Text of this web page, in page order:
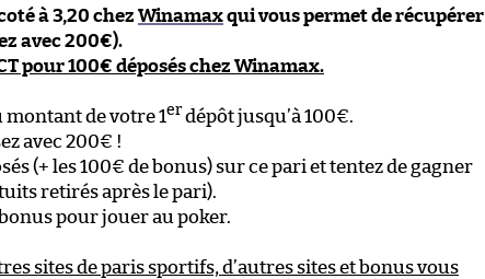
à 3,20 chez Winamaxqui vous permet de récupérer
avec 200€).
pour 100€ déposés chez Winamax.
montant de votre 1er dépôt jusqu’à 100€.
avec 200€ !
(+ les 100€ de bonus) sur ce pari et tentez de gagner
retirés après le pari).
pour jouer au poker.
sites de paris sportifs, d’autres sites et bonus vous